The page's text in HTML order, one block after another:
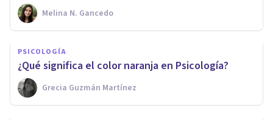
Melina N. Gancedo
PSICOLOGÍA
¿Qué significa el color naranja en Psicología?
Grecia Guzmán Martínez